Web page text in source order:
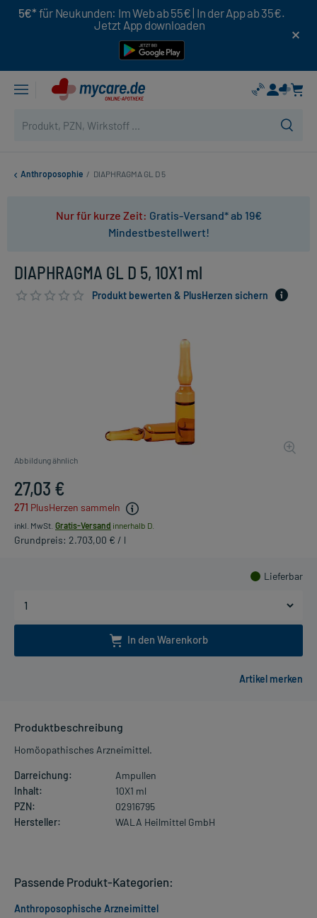
5€* für Neukunden: Im Web ab 55€ | In der App ab 35€.
Jetzt App downloaden
Anthroposophie / DIAPHRAGMA GL D 5
Nur für kurze Zeit: Gratis-Versand* ab 19€
Mindestbestellwert!
DIAPHRAGMA GL D 5, 10X1 ml
Produkt bewerten & PlusHerzen sichern
Abbildung ähnlich
27,03 €
271 PlusHerzen sammeln
inkl. MwSt. Gratis-Versand innerhalb D.
Grundpreis: 2.703,00 € / l
Lieferbar
In den Warenkorb
Produktbeschreibung
Homöopathisches Arzneimittel.
Darreichung:
Ampullen
Inhalt:
10X1 ml
PZN:
02916795
Hersteller:
WALA Heilmittel GmbH
Passende Produkt-Kategorien:
Anthroposophische Arzneimittel